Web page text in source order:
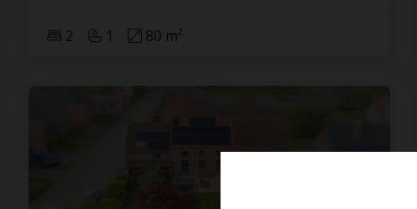
2 1 80 m²